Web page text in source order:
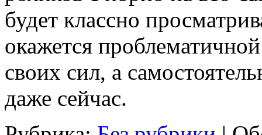
будет классно
окажется
своих сил, а
даже сейчас.